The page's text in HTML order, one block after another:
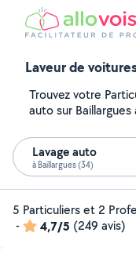
Laveur de
Trouvez votre
auto sur Baillargues
Lavage auto
à Baillargues (34)
5 Particuliers et 2
-
4,7/5 (249 avis)